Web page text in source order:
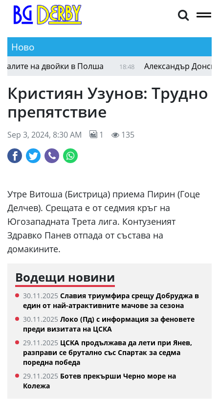
Ново
на двойки в Полша 18:48 Александър Донски
Кристиян Узунов: Трудно
препятствие
Sep 3, 2024, 8:30 AM 1 135
Утре Витоша (Бистрица) приема Пирин (Гоце
Делчев). Срещата е от седмия кръг на
Югозападната Трета лига. Контузеният
Здравко Панев отпада от състава на
домакините.
Водещи новини
30.11.2025 Славия триумфира срещу Добруджа в
един от най-атрактивните мачове за сезона
30.11.2025 Локо (Пд) с информация за феновете
преди визитата на ЦСКА
29.11.2025 ЦСКА продължава да лети при Янев,
разправи се брутално със Спартак за седма
поредна победа
29.11.2025 Ботев прекърши Черно море на
Колежа